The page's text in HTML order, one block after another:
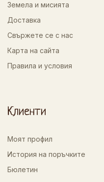
Земела и мисията
Доставка
Свържете се с нас
Карта на сайта
Правила и условия
Клиенти
Моят профил
История на поръчките
Бюлетин